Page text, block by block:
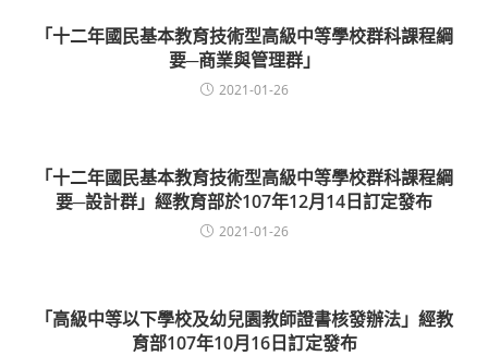
「十二年國民基本教育技術型高級中等學校群科課程綱
要─商業與管理群」
2021-01-26
「十二年國民基本教育技術型高級中等學校群科課程綱
要─設計群」經教育部於107年12月14日訂定發布
2021-01-26
「高級中等以下學校及幼兒園教師證書核發辦法」經教
育部107年10月16日訂定發布